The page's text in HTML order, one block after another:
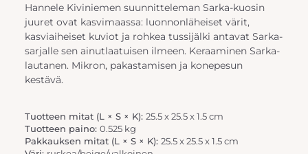
Hannele Kiviniemen suunnitteleman Sarka-kuosin
juuret ovat kasvimaassa: luonnonläheiset värit,
kasviaiheiset kuviot ja rohkea tussijälki antavat Sarka-
sarjalle sen ainutlaatuisen ilmeen. Keraaminen Sarka-
lautanen. Mikron, pakastamisen ja konepesun
kestävä.
Tuotteen mitat (L × S × K): 25.5 x 25.5 x 1.5 cm
Tuotteen paino: 0.525 kg
Pakkauksen mitat (L × S × K): 25.5 x 25.5 x 1.5 cm